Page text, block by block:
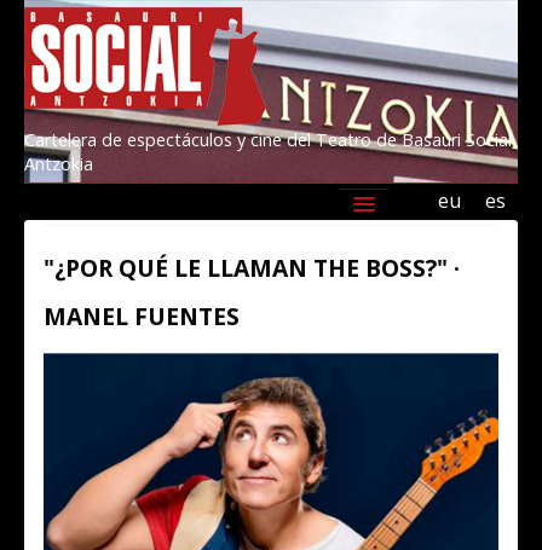
Cartelera de espectáculos y cine del Teatro de Basauri Social
Antzokia
es
eu
"¿POR QUÉ LE LLAMAN THE BOSS?" ·
MANEL FUENTES